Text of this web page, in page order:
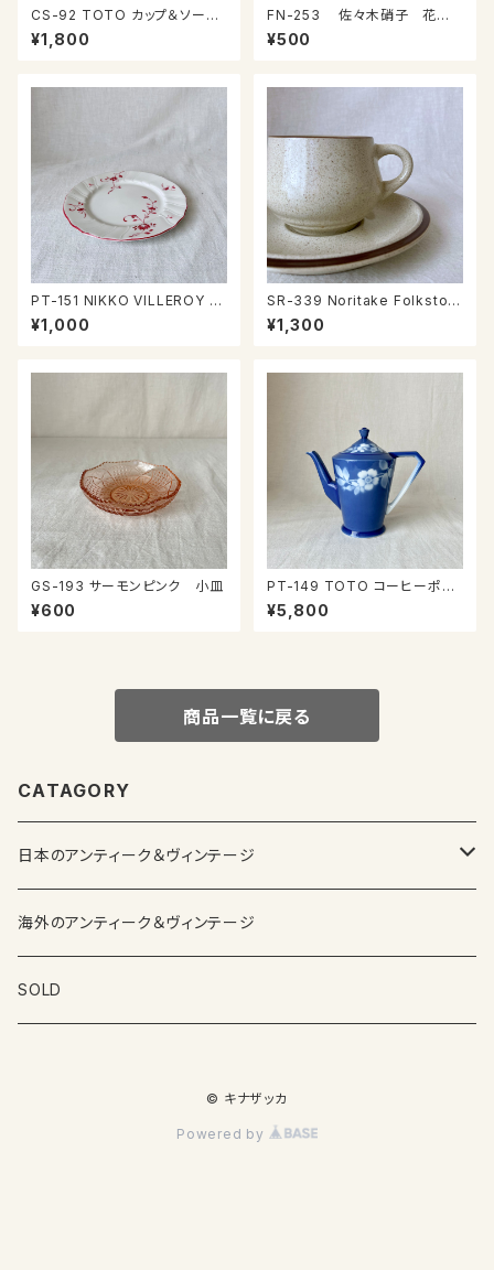
CS-92 TOTO カップ＆ソーサ
ー
¥1,800
FN-253 佐々木硝子 花柄
コップ③
¥500
PT-151 NIKKO VILLEROY &
BOCH Wネームプレート
¥1,000
SR-339 Noritake Folkston
e カップ＆ソーサー
¥1,300
GS-193 サーモンピンク 小皿
¥600
PT-149 TOTO コーヒーポッ
ト
¥5,800
商品一覧に戻る
CATAGORY
日本のアンティーク＆ヴィンテージ
カップ＆ソーサー
ガラス製品
海外のアンティーク＆ヴィンテージ
SOLD
© キナザッカ
Powered by